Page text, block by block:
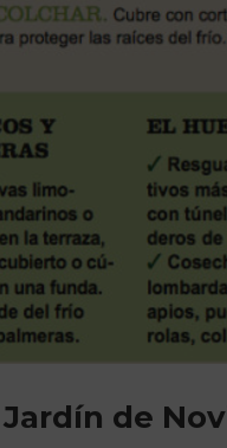
de